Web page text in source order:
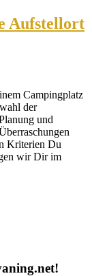
Aufstellort
Campingplatz
der
und
Kriterien Du
wir Dir im